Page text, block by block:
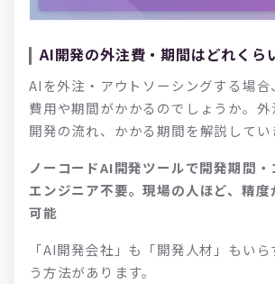
AI開発の外注費・期間はどれくら
AIを外注・アウトソーシングする場合
費用や期間がかかるのでしょうか。外
開発の流れ、かかる期間を解説してい
ノーコードAI開発ツールで開発期間・
エンジニア不要。現場の人ほど、精
可能
「AI開発会社」も「開発人材」もい
う方法があります。